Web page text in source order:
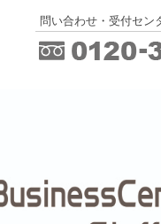
問い合わせ・受付セン